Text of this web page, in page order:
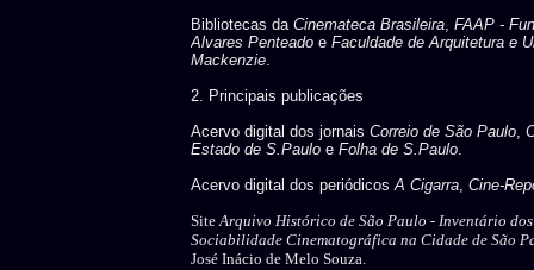
Bibliotecas da Cinemateca Brasileira, FAAP -
Alvares Penteado e Faculdade de Arquitetura e
Mackenzie.
2. Principais publicações
Acervo digital dos jornais Correio de São Paulo,
Estado de S.Paulo e Folha de S.Paulo.
Acervo digital dos periódicosA Cigarra, Cine-
SiteArquivo Histórico de São Paulo - Inventário dos
Sociabilidade Cinematográfica na Cidade de São
José Inácio de Melo Souza.